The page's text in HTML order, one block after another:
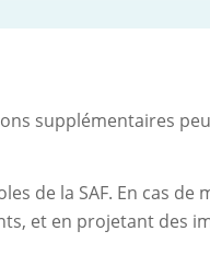
supplémentaires
de la SAF. En cas
et en projetant des